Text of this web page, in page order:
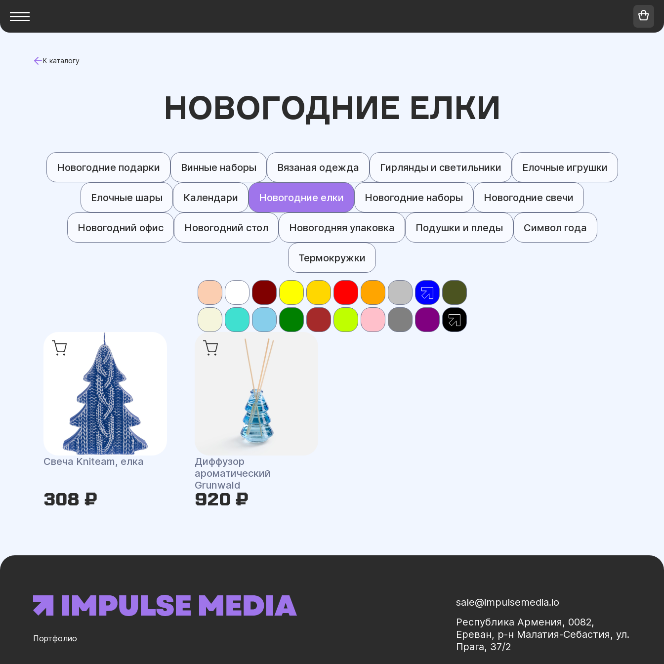
К каталогу
НОВОГОДНИЕ ЕЛКИ
Новогодние подарки Винные наборы Вязаная одежда Гирлянды и светильники Елочные игрушки
Елочные шары Календари Новогодние елки Новогодние наборы Новогодние свечи
Новогодний офис Новогодний стол Новогодняя упаковка Подушки и пледы Символ года
Термокружки
Свеча Kniteam, елка
308 ₽
Диффузор
ароматический
Grunwald
920 ₽
Портфолио
sale@impulsemedia.io
Республика Армения, 0082,
Ереван, р-н Малатия-Себастия, ул.
Прага, 37/2